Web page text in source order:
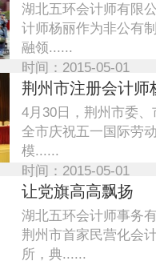
湖北五环会计师有限
计师杨丽作为非公有
融领......
时间：2015-05-01
4月30日，荆州市委
全市庆祝五一国际劳
模......
时间：2015-05-01
让党旗高高飘扬
湖北五环会计师事务
荆州市首家民营化会
所，典......